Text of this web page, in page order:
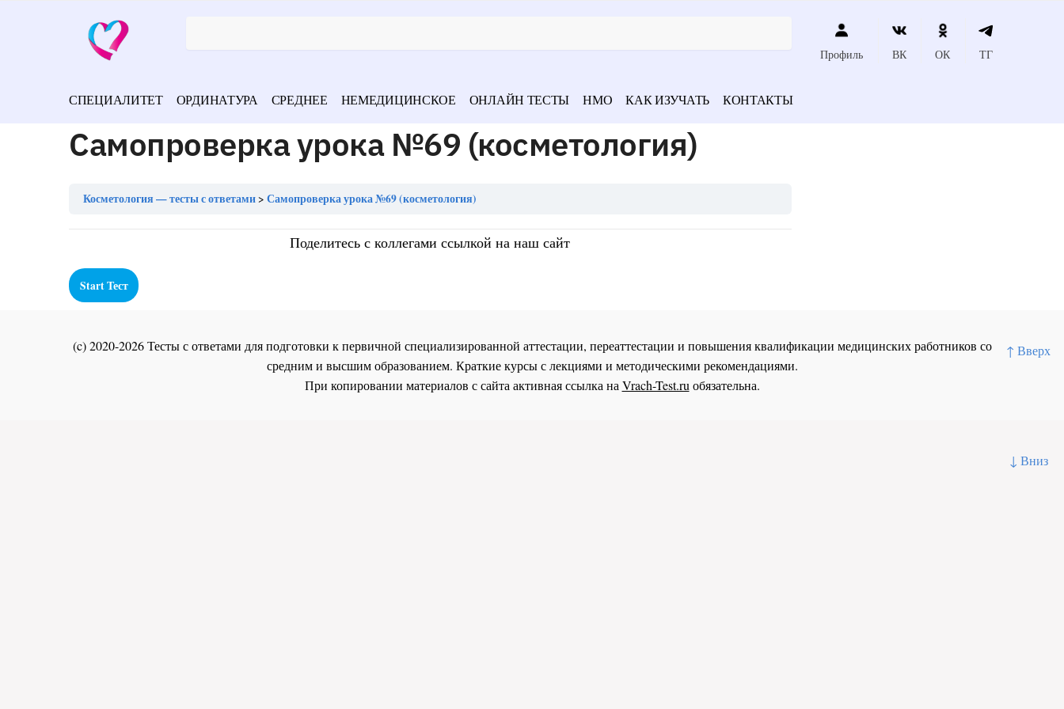
↑ Вверх
↓ Вниз
Профиль ВК ОК ТГ
СПЕЦИАЛИТЕТ ОРДИНАТУРА СРЕДНЕЕ НЕМЕДИЦИНСКОЕ ОНЛАЙН ТЕСТЫ НМО КАК ИЗУЧАТЬ КОНТАКТЫ
Самопроверка урока №69 (косметология)
Косметология — тесты с ответами Самопроверка урока №69 (косметология)
Поделитесь с коллегами ссылкой на наш сайт
(c) 2020-2026 Тесты с ответами для подготовки к первичной специализированной аттестации, переаттестации и повышения квалификации медицинских работников со
средним и высшим образованием. Краткие курсы с лекциями и методическими рекомендациями.
При копировании материалов с сайта активная ссылка на Vrach-Test.ru обязательна.